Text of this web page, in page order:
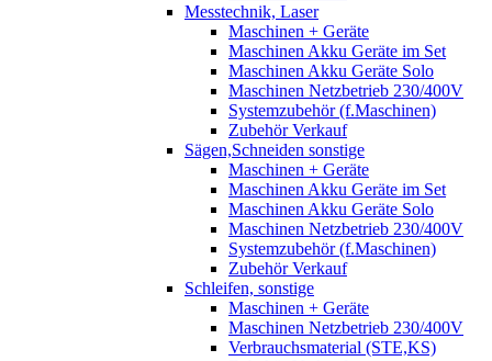
Messtechnik, Laser
Maschinen + Geräte
Maschinen Akku Geräte im Set
Maschinen Akku Geräte Solo
Maschinen Netzbetrieb 230/400V
Systemzubehör (f.Maschinen)
Zubehör Verkauf
Sägen,Schneiden sonstige
Maschinen + Geräte
Maschinen Akku Geräte im Set
Maschinen Akku Geräte Solo
Maschinen Netzbetrieb 230/400V
Systemzubehör (f.Maschinen)
Zubehör Verkauf
Schleifen, sonstige
Maschinen + Geräte
Maschinen Netzbetrieb 230/400V
Verbrauchsmaterial (STE,KS)